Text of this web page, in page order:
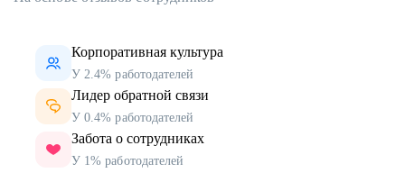
Корпоративная культура
У 2.4% работодателей
Лидер обратной связи
У 0.4% работодателей
Забота о сотрудниках
У 1% работодателей